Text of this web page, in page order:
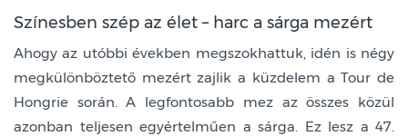
Színesben szép az élet – harc a sárga mezért
Ahogy az utóbbi években megszokhattuk, idén is négy
megkülönböztető mezért zajlik a küzdelem a Tour de
Hongrie során. A legfontosabb mez az összes közül
azonban teljesen egyértelműen a sárga. Ez lesz a 47.